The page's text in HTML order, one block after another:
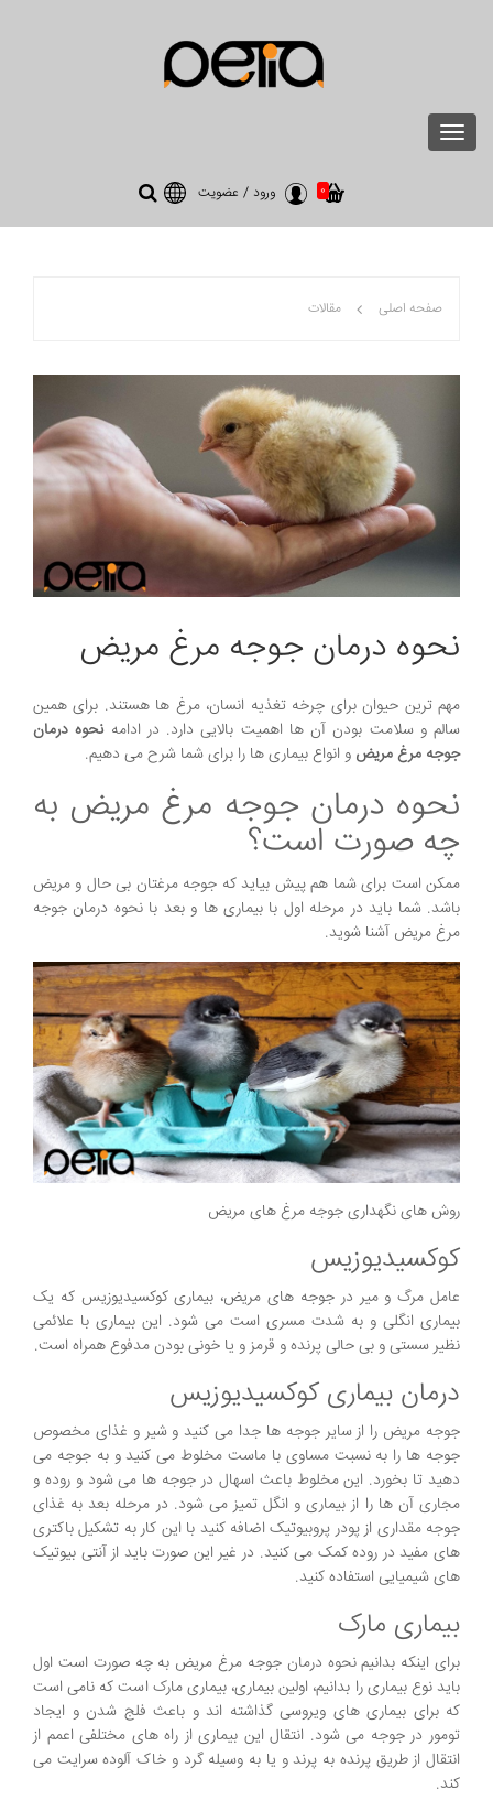
Toggle
navigation
0 ورود / عضویت
صفحه اصلی مقالات
نحوه درمان جوجه مرغ مریض
مهم ترین حیوان برای چرخه تغذیه انسان، مرغ ها هستند. برای همین
سالم و سلامت بودن آن ها اهمیت بالایی دارد. در ادامهنحوه درمان
جوجه مرغ مریض و انواع بیماری ها را برای شما شرح می دهیم.
نحوه درمان جوجه مرغ مریض به
چه صورت است؟
ممکن است برای شما هم پیش بیاید که جوجه مرغتان بی حال و مریض
باشد. شما باید در مرحله اول با بیماری ها و بعد با نحوه درمان جوجه
مرغ مریض آشنا شوید.
روش های نگهداری جوجه مرغ های مریض
کوکسیدیوزیس
عامل مرگ و میر در جوجه های مریض، بیماری کوکسیدیوزیس که یک
بیماری انگلی و به شدت مسری است می شود. این بیماری با علائمی
نظیر سستی و بی حالی پرنده و قرمز و یا خونی بودن مدفوع همراه است.
درمان بیماری کوکسیدیوزیس
جوجه مریض را از سایر جوجه ها جدا می کنید و شیر و غذای مخصوص
جوجه ها را به نسبت مساوی با ماست مخلوط می کنید و به جوجه می
دهید تا بخورد. این مخلوط باعث اسهال در جوجه ها می شود و روده و
مجاری آن ها را از بیماری و انگل تمیز می شود. در مرحله بعد به غذای
جوجه مقداری از پودر پروبیوتیک اضافه کنید با این کار به تشکیل باکتری
های مفید در روده کمک می کنید. در غیر این صورت باید از آنتی بیوتیک
های شیمیایی استفاده کنید.
بیماری مارک
برای اینکه بدانیم نحوه درمان جوجه مرغ مریض به چه صورت است اول
باید نوع بیماری را بدانیم، اولین بیماری، بیماری مارک است که نامی است
که برای بیماری های ویروسی گذاشته اند و باعث فلج شدن و ایجاد
تومور در جوجه می شود. انتقال این بیماری از راه های مختلفی اعمم از
انتقال از طریق پرنده به پرند و یا به وسیله گرد و خاک آلوده سرایت می
کند.